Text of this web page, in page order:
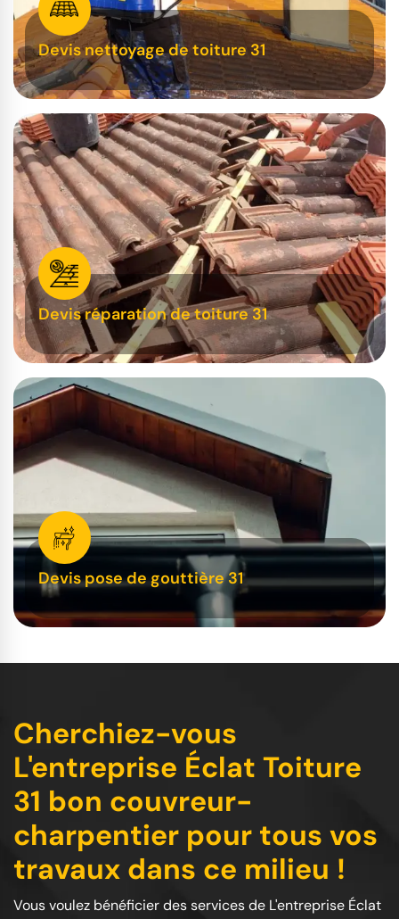
Devis nettoyage de toiture 31
Devis réparation de toiture 31
Devis pose de gouttière 31
Cherchiez-vous
L'entreprise Éclat Toiture
31 bon couvreur-
charpentier pour tous vos
travaux dans ce milieu !
Vous voulez bénéficier des services de L'entreprise Éclat